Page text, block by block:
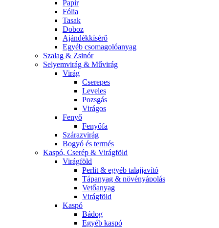
Papír
Fólia
Tasak
Doboz
Ajándékkísérő
Egyéb csomagolóanyag
Szalag & Zsinór
Selyemvirág & Művirág
Virág
Cserepes
Leveles
Pozsgás
Virágos
Fenyő
Fenyőfa
Szárazvirág
Bogyó és termés
Kaspó, Cserép & Virágföld
Virágföld
Perlit & egyéb talajjavító
Tápanyag & növényápolás
Vetőanyag
Virágföld
Kaspó
Bádog
Egyéb kaspó